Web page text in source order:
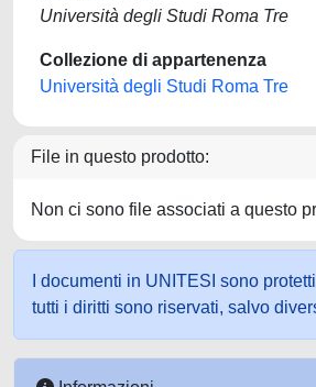
Università degli Studi Roma Tre
Collezione di appartenenza
Università degli Studi Roma Tre
File in questo prodotto:
Non ci sono file associati a questo
I documenti in UNITESI sono
tutti i diritti sono riservati, salvo